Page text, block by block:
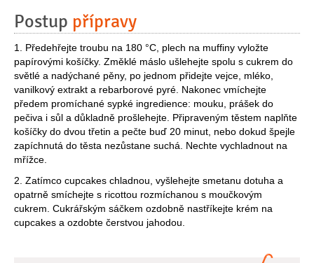
Postup přípravy
1. Předehřejte troubu na 180 °C, plech na muffiny vyložte
papírovými košíčky. Změklé máslo ušlehejte spolu s cukrem do
světlé a nadýchané pěny, po jednom přidejte vejce, mléko,
vanilkový extrakt a rebarborové pyré. Nakonec vmíchejte
předem promíchané sypké ingredience: mouku, prášek do
pečiva i sůl a důkladně prošlehejte. Připraveným těstem naplňte
košíčky do dvou třetin a pečte buď 20 minut, nebo dokud špejle
zapíchnutá do těsta nezůstane suchá. Nechte vychladnout na
mřížce.
2. Zatímco cupcakes chladnou, vyšlehejte smetanu dotuha a
opatrně smíchejte s ricottou rozmíchanou s moučkovým
cukrem. Cukrářským sáčkem ozdobně nastříkejte krém na
cupcakes a ozdobte čerstvou jahodou.